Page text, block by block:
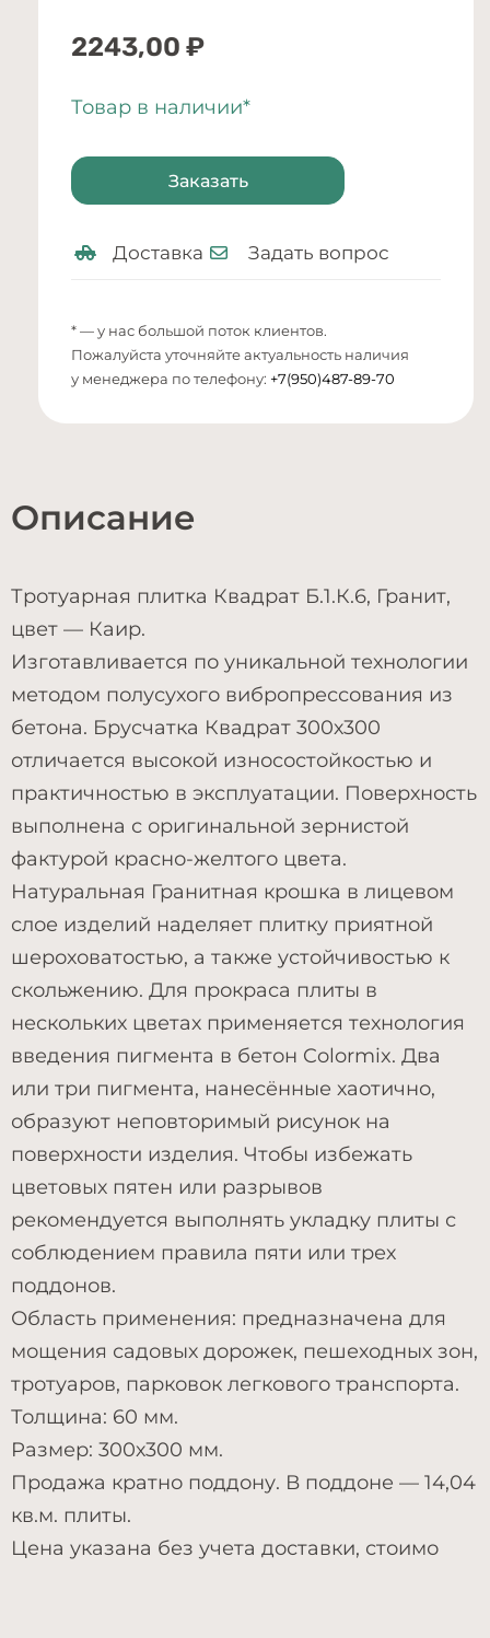
2243,00 ₽
Товар в наличии*
Заказать
Доставка Задать вопрос
* — у нас большой поток клиентов.
Пожалуйста уточняйте актуальность наличия
у менеджера по телефону: +7(950)487-89-70
Описание
Тротуарная плитка Квадрат Б.1.К.6, Гранит,
цвет — Каир.
Изготавливается по уникальной технологии
методом полусухого вибропрессования из
бетона. Брусчатка Квадрат 300х300
отличается высокой износостойкостью и
практичностью в эксплуатации. Поверхность
выполнена с оригинальной зернистой
фактурой красно-желтого цвета.
Натуральная Гранитная крошка в лицевом
слое изделий наделяет плитку приятной
шероховатостью, а также устойчивостью к
скольжению. Для прокраса плиты в
нескольких цветах применяется технология
введения пигмента в бетон Colormix. Два
или три пигмента, нанесённые хаотично,
образуют неповторимый рисунок на
поверхности изделия. Чтобы избежать
цветовых пятен или разрывов
рекомендуется выполнять укладку плиты с
соблюдением правила пяти или трех
поддонов.
Область применения: предназначена для
мощения садовых дорожек, пешеходных зон,
тротуаров, парковок легкового транспорта.
Толщина: 60 мм.
Размер: 300х300 мм.
Продажа кратно поддону. В поддоне — 14,04
кв.м. плиты.
Цена указана без учета доставки, стоимо